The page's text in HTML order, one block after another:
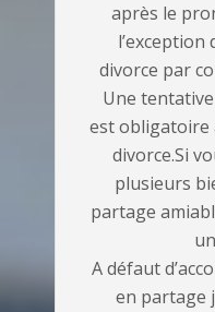
après le
l’exception
divorce par
Une
est obligatoire
divorce.Si
plusieurs
partage
A défaut
en partage